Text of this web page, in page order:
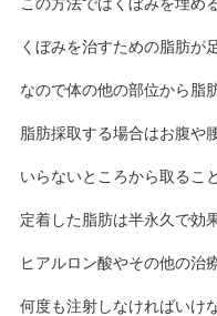
くぼみを治すための脂肪が
なので体の他の部位から脂
脂肪採取する場合はお腹や
いらないところから取るこ
定着した脂肪は半永久で効
ヒアルロン酸やその他の治
何度も注射しなければいけ